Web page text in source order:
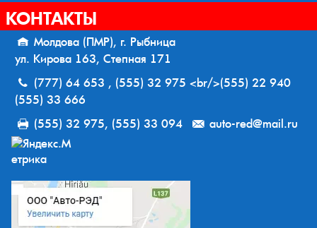
КОНТАКТЫ
Молдова (ПМР), г. Рыбница
ул. Кирова 163, Степная 171
(777) 64 653 , (555) 32 975 <br/>(555) 22 940
(555) 33 666
(555) 32 975, (555) 33 094
auto-red@mail.ru